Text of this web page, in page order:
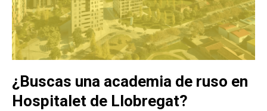
¿Buscas una academia de ruso en
Hospitalet de Llobregat?